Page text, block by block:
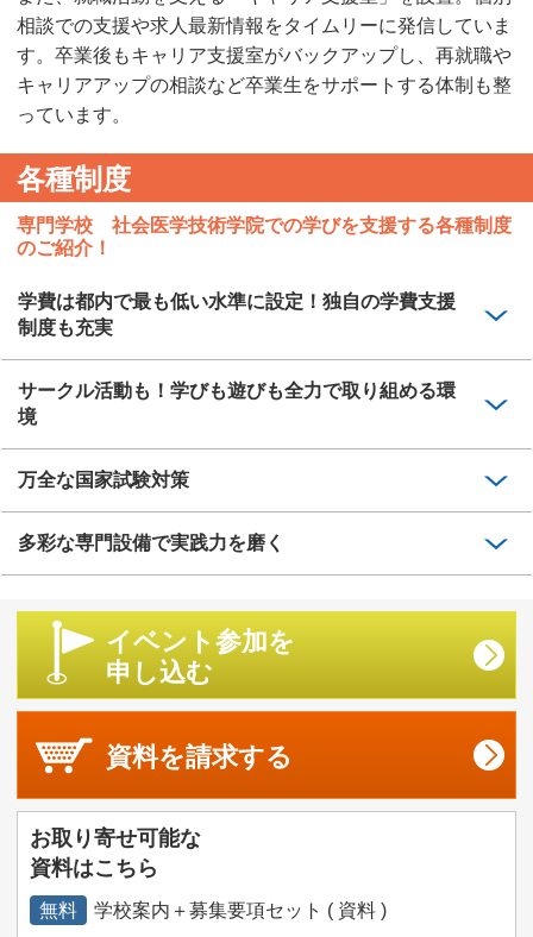
相談での支援や求人最新情報をタイムリーに発信していま
す。卒業後もキャリア支援室がバックアップし、再就職や
キャリアアップの相談など卒業生をサポートする体制も整
っています。
各種制度
専門学校 社会医学技術学院での学びを支援する各種制度
のご紹介！
学費は都内で最も低い水準に設定！独自の学費支援
制度も充実
サークル活動も！学びも遊びも全力で取り組める環
境
万全な国家試験対策
多彩な専門設備で実践力を磨く
イベント参加を
申し込む
資料を請求する
お取り寄せ可能な
資料はこちら
無料 学校案内＋募集要項セット ( 資料 )